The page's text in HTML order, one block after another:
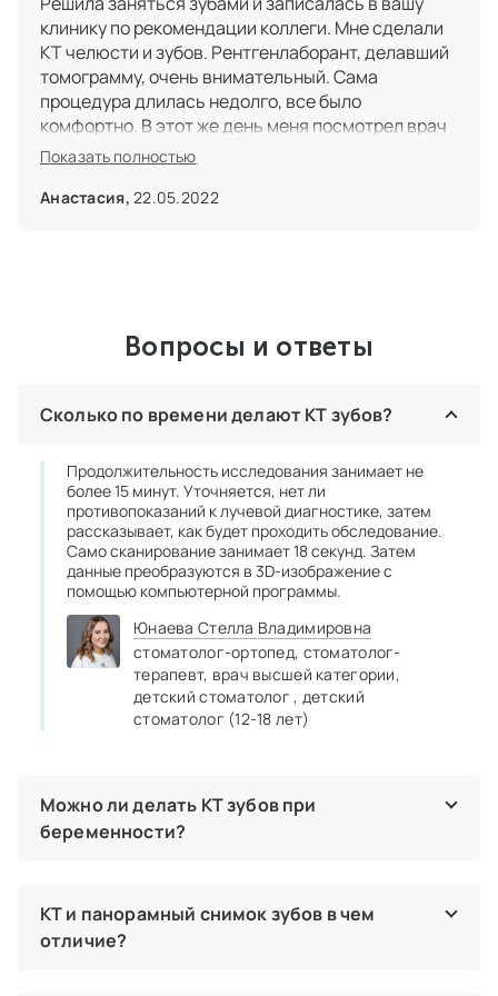
клинику по рекомендации коллеги. Мне сделали
КТ челюсти и зубов. Рентгенлаборант, делавший
томограмму, очень внимательный. Сама
процедура длилась недолго, все было
комфортно. В этот же день меня посмотрел врач
и показал на снимке, какие зубы надо полечить.
Все очень профессионально, спасибо!
Показать полностью
Анастасия, 22.05.2022
Вопросы и ответы
Сколько по времени делают КТ зубов?
Продолжительность исследования занимает не
более 15 минут. Уточняется, нет ли
противопоказаний к лучевой диагностике, затем
рассказывает, как будет проходить обследование.
Само сканирование занимает 18 секунд. Затем
данные преобразуются в 3D-изображение с
помощью компьютерной программы.
Юнаева Стелла Владимировна
стоматолог‑ортопед, стоматолог-
терапевт, врач высшей категории,
детский стоматолог , детский
стоматолог (12-18 лет)
Можно ли делать КТ зубов при
беременности?
рентгенологическому исследованию. Поэтому
компьютерную томографию назначают после рождения
ребенка. Диагностика возможна только по строгим
КТ и панорамный снимок зубов в чем
отличие?